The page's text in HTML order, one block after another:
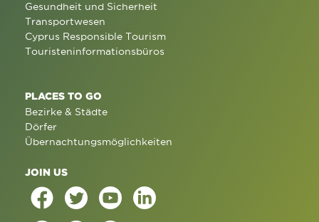
Gesundheit und Sicherheit
Transportwesen
Cyprus Responsible Tourism
Touristeninformationsbüros
PLACES TO GO
Bezirke & Städte
Dörfer
Übernachtungsmöglichkeiten
JOIN US